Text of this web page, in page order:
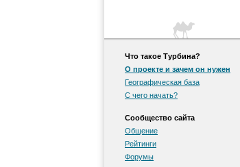
Что такое Турбина?
О проекте и зачем он нужен
Географическая база
С чего начать?
Сообщество сайта
Общение
Рейтинги
Форумы